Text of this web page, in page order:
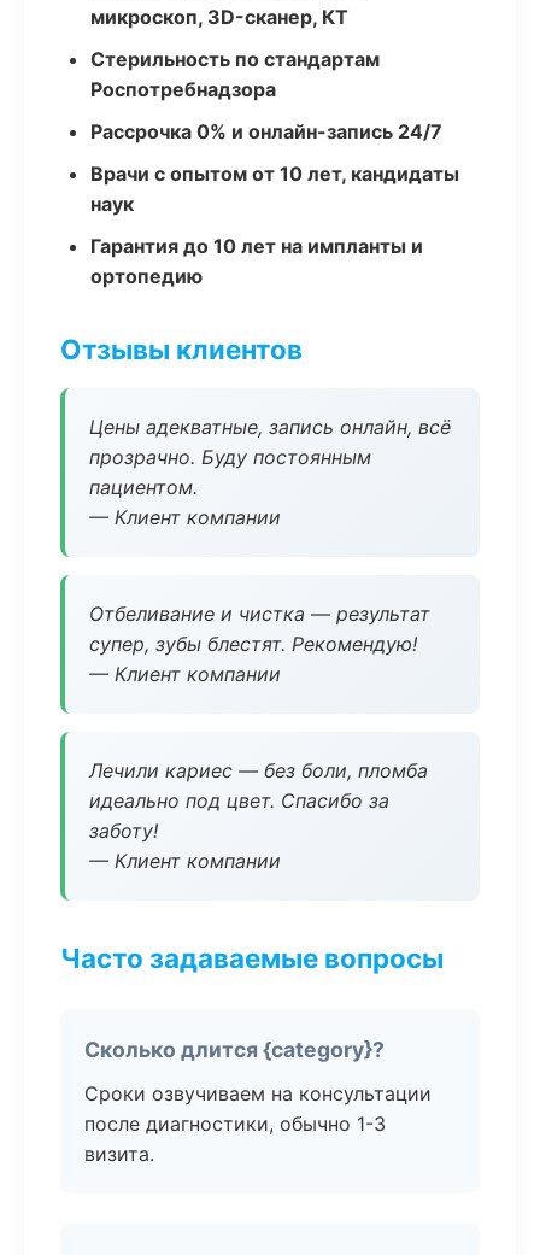
микроскоп, 3D-сканер, КТ
Стерильность по стандартам
Роспотребнадзора
Рассрочка 0% и онлайн-запись 24/7
Врачи с опытом от 10 лет, кандидаты
наук
Гарантия до 10 лет на импланты и
ортопедию
Отзывы клиентов
Цены адекватные, запись онлайн, всё
прозрачно. Буду постоянным
пациентом.
— Клиент компании
Отбеливание и чистка — результат
супер, зубы блестят. Рекомендую!
— Клиент компании
Лечили кариес — без боли, пломба
идеально под цвет. Спасибо за
заботу!
— Клиент компании
Часто задаваемые вопросы
Сколько длится {category}?
Сроки озвучиваем на консультации
после диагностики, обычно 1-3
визита.